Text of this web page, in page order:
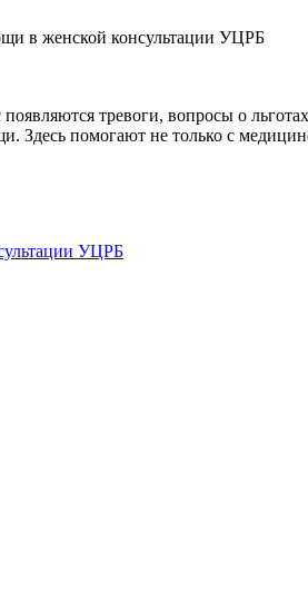
в женской консультации УЦРБ
тревоги, вопросы о
Здесь помогают не только с
УЦРБ